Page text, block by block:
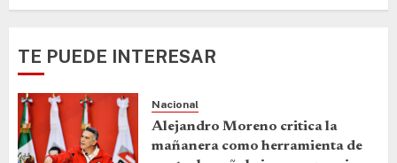
TE PUEDE INTERESAR
Nacional
Alejandro Moreno critica la
mañanera como herramienta de